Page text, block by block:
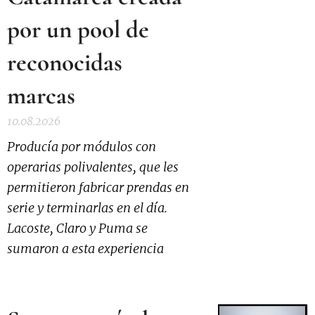
por un pool de
reconocidas
marcas
10.08.2026
Producía por módulos con
operarias polivalentes, que les
permitieron fabricar prendas en
serie y terminarlas en el día.
Lacoste, Claro y Puma se
sumaron a esta experiencia